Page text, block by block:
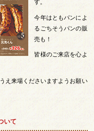
す。
今年はともパンによ
るごちそうパンの販
売も！
皆様のご来店を心よ
え来場くださいますようお願い
いて